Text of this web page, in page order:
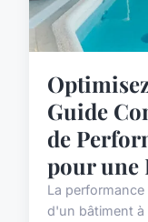
Guide
de
pour une
La
d'un bâtiment à